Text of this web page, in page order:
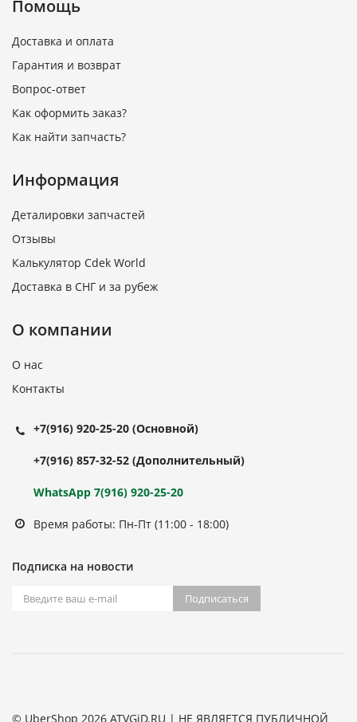
Помощь
Доставка и оплата
Гарантия и возврат
Вопрос-ответ
Как оформить заказ?
Как найти запчасть?
Информация
Деталировки запчастей
Отзывы
Калькулятор Cdek World
Доставка в СНГ и за рубеж
О компании
О нас
Контакты
+7(916) 920-25-20 (Основной)
+7(916) 857-32-52 (Дополнительный)
WhatsApp 7(916) 920-25-20
Время работы: Пн-Пт (11:00 - 18:00)
Подписка на новости
Подписаться
© UberShop 2026 ATVGiD.RU | НЕ ЯВЛЯЕТСЯ ПУБЛИЧНОЙ